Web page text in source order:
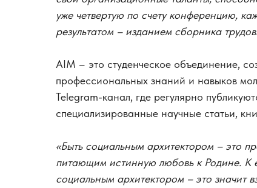
уже четвертую по счету конференцию,
результатом – изданием сборника
AIM – это студенческое объединение,
профессиональных знаний и навыков
Telegram-канал, где регулярно
специализированные научные статьи,
«Быть социальным архитектором – это
питающим истинную любовь к Родине. К
социальным архитектором – это значит